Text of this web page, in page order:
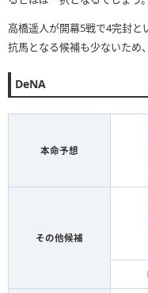
高橋遥人が開幕5戦で4完封
抗馬となる候補も少ないため
DeNA
本命予想
その他候補